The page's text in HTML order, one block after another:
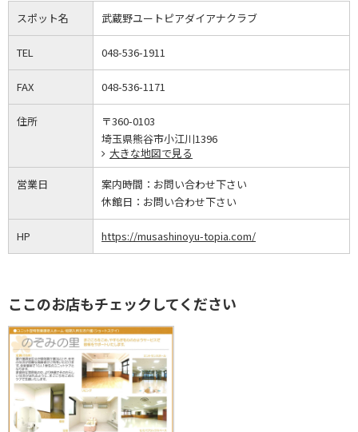
スポット名 武蔵野ユートピアダイアナクラブ
TEL 048-536-1911
FAX 048-536-1171
住所
〒360-0103
埼玉県熊谷市小江川1396
大きな地図で見る
営業日 案内時間： お問い合わせ下さい
休館日： お問い合わせ下さい
HP https://musashinoyu-topia.com/
ここのお店もチェックしてください